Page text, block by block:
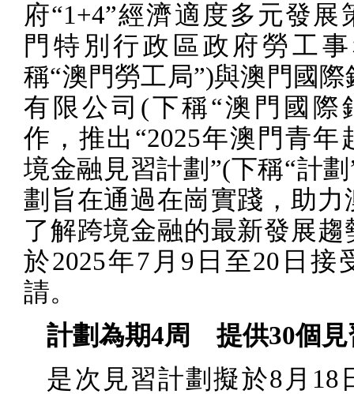
府“1+4”經濟適度多元發展
門特別行政區政府勞工
稱“澳門勞工局”)與澳門國際
有限公司 (下稱“澳門國際
作，推出“2025年澳門青年
境金融見習計劃”(下稱“計劃
劃旨在通過在崗實踐，助力
了解跨境金融的最新發展趨
於2025年7 月 9 日至20 日接
請。
計劃為期4周 提供30個
是次見習計劃擬於8 月 18